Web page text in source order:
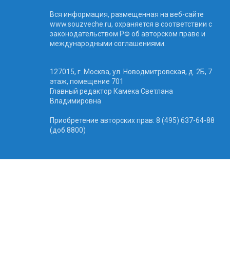
Вся информация, размещенная на веб-сайте
www.souzveche.ru, охраняется в соответствии с
законодательством РФ об авторском праве и
международными соглашениями.
127015, г. Москва, ул. Новодмитровская, д. 2Б, 7
этаж, помещение 701
Главный редактор Камека Светлана
Владимировна
Приобретение авторских прав: 8 (495) 637-64-88
(доб.8800)